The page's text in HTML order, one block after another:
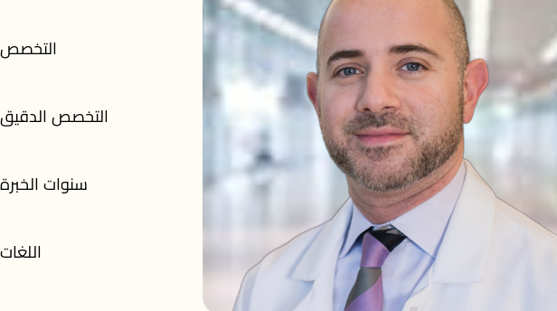
التخصص
التخصص الدقيق
سنوات الخبرة
اللغات